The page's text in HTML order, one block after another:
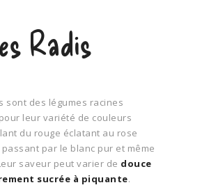
Radis
sont des légumes racines
leur variété de couleurs
du rouge éclatant au rose
par le blanc pur et même
saveur peut varier de douce
sucrée à piquante.